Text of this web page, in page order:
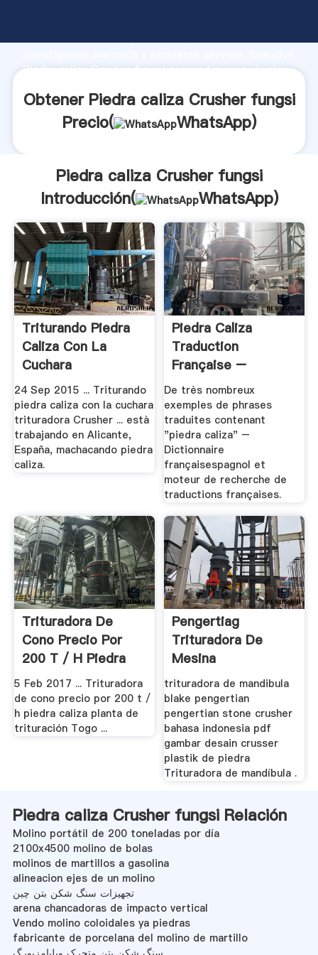
fuerte capacidad de producción, fuerza de
Piedra caliza Crusher fungsi proveedor crea el valor
Obtener Piedra caliza Crusher fungsi
Precio(
WhatsApp)
Piedra caliza Crusher fungsi
Introducción(
WhatsApp)
Triturando Piedra
Caliza Con La
Cuchara
Trituradora.
24 Sep 2015 ... Triturando
piedra caliza con la cuchara
trituradora Crusher ... està
trabajando en Alicante,
España, machacando piedra
caliza.
Piedra Caliza
Traduction
Française –
Linguee
De très nombreux
exemples de phrases
traduites contenant
"piedra caliza" –
Dictionnaire
françaisespagnol et
moteur de recherche de
traductions françaises.
Trituradora De
Cono Precio Por
200 T / H Piedra
Caliza.
5 Feb 2017 ... Trituradora
de cono precio por 200 t /
h piedra caliza planta de
trituración Togo ...
Pengertiag
Trituradora De
Mesina
trituradora de mandibula
blake pengertian
pengertian stone crusher
bahasa indonesia pdf
gambar desain crusser
plastik de piedra
Trituradora de mandíbula .
Piedra caliza Crusher fungsi Relación
Molino portátil de 200 toneladas por día
2100x4500 molino de bolas
molinos de martillos a gasolina
alineacion ejes de un molino
تجهیزات سنگ شکن بتن چین
arena chancadoras de impacto vertical
Vendo molino coloidales ya piedras
fabricante de porcelana del molino de martillo